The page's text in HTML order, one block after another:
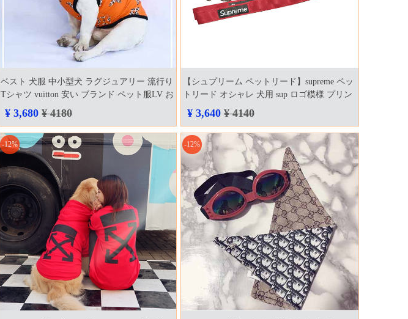
ベスト 犬服 中小型犬 ラグジュアリー 流行り
Tシャツ vuitton 安い ブランド ペット服LV お
しゃれ 可愛い風 韓国 人気 コットン
¥ 3,680 ¥ 4180
【シュプリーム ペットリード】supreme ペッ
トリード オシャレ 犬用 sup ロゴ模様 プリン
ト 犬猫汎用 ペットグッズ お散歩用品
¥ 3,640 ¥ 4140
-12% -12%